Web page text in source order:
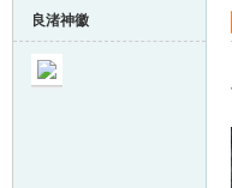
良渚神徽